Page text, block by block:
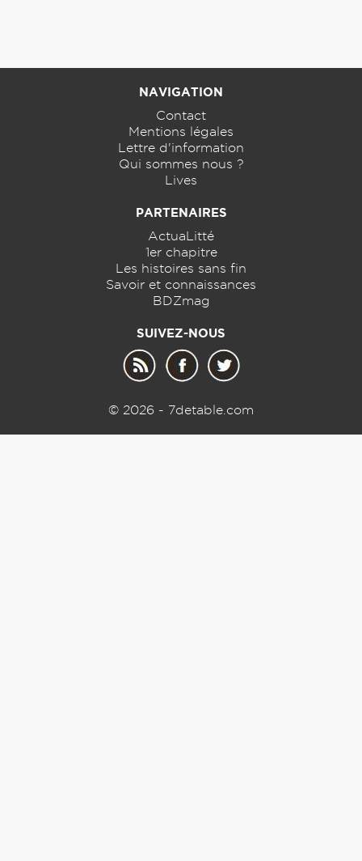
NAVIGATION
Contact
Mentions légales
Lettre d'information
Qui sommes nous ?
Lives
PARTENAIRES
ActuaLitté
1er chapitre
Les histoires sans fin
Savoir et connaissances
BDZmag
SUIVEZ-NOUS
© 2026 - 7detable.com